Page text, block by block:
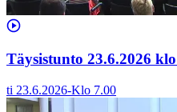
Täysistunto 23.6.2026
ti 23.6.2026-Klo 7.00